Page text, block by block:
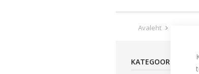
Avaleht
KATEGOORIA